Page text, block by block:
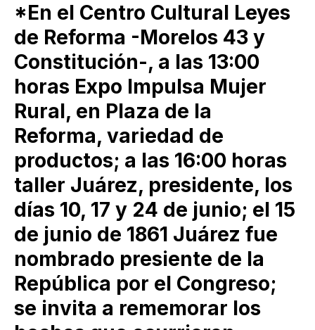
*En el Centro Cultural Leyes
de Reforma -Morelos 43 y
Constitución-, a las 13:00
horas Expo Impulsa Mujer
Rural, en Plaza de la
Reforma, variedad de
productos; a las 16:00 horas
taller Juárez, presidente, los
días 10, 17 y 24 de junio; el 15
de junio de 1861 Juárez fue
nombrado presiente de la
República por el Congreso;
se invita a rememorar los